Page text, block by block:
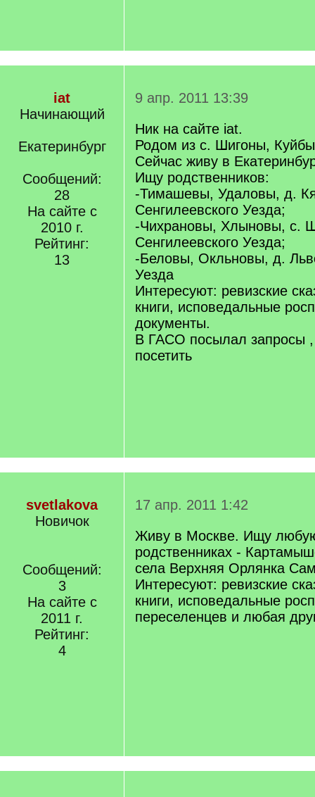
iat
Начинающий
Екатеринбург
Сообщений:
28
На сайте с
2010 г.
Рейтинг:
13
9 апр. 2011 13:39
Ник на сайте iat.
Родом из с. Шигоны,
Сейчас живу в
Ищу родственников:
-Тимашевы, Удаловы, д.
Сенгилеевского Уезда;
-Чихрановы, Хлыновы, с.
Сенгилеевского Уезда;
-Беловы, Окльновы, д.
Уезда
Интересуют: ревизские
книги, исповедальные
документы.
В ГАСО посылал запросы
посетить
svetlakova
Новичок
Сообщений:
3
На сайте с
2011 г.
Рейтинг:
4
17 апр. 2011 1:42
Живу в Москве. Ищу
родственниках -
села Верхняя Орлянка
Интересуют: ревизские
книги, исповедальные
переселенцев и любая